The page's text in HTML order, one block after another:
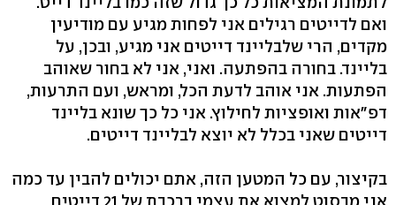
ואם לדייטים רגילים אני לפחות מגיע עם מודיעין
מקדים, הרי שלבליינד דייטים אני מגיע, ובכן, על
בליינד. בחורה בהפתעה. ואני, אני לא בחור שאוהב
הפתעות. אני אוהב לדעת הכל, ומראש, ועם התרעות,
דפ"אות ואופציות לחילוץ. אני כל כך שונא בליינד
דייטים שאני בכלל לא יוצא לבליינד דייטים.
בקיצור, עם כל המטען הזה, אתם יכולים להבין עד כמה
אני מבסוט למצוא את עצמי ברכבת של 21 דייטים